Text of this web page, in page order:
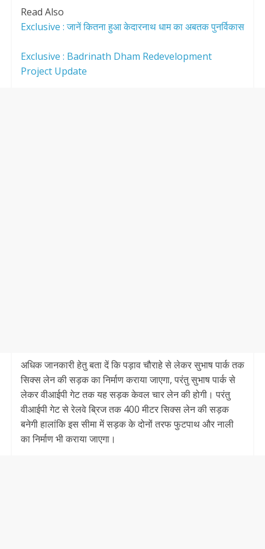
Read Also
Exclusive : जानें कितना हुआ केदारनाथ धाम का अबतक पुनर्विकास
Exclusive : Badrinath Dham Redevelopment
Project Update
अधिक जानकारी हेतु बता दें कि पड़ाव चौराहे से लेकर सुभाष पार्क तक
सिक्स लेन की सड़क का निर्माण कराया जाएगा, परंतु सुभाष पार्क से
लेकर वीआईपी गेट तक यह सड़क केवल चार लेन की होगी। परंतु
वीआईपी गेट से रेलवे ब्रिज तक 400 मीटर सिक्स लेन की सड़क
बनेगी हालांकि इस सीमा में सड़क के दोनों तरफ फुटपाथ और नाली
का निर्माण भी कराया जाएगा।